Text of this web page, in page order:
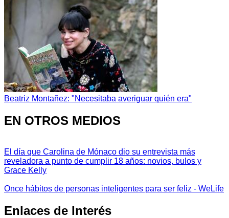
Beatriz Montañez: "Necesitaba averiguar quién era"
EN OTROS MEDIOS
El día que Carolina de Mónaco dio su entrevista más
reveladora a punto de cumplir 18 años: novios, bulos y
Grace Kelly
Once hábitos de personas inteligentes para ser feliz - WeLife
Enlaces de Interés